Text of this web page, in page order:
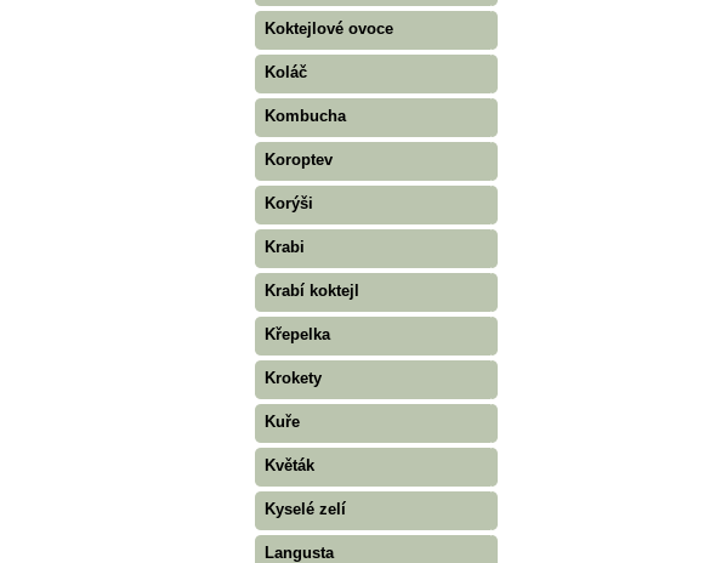
Koktejlové ovoce
Koláč
Kombucha
Koroptev
Korýši
Krabi
Krabí koktejl
Křepelka
Krokety
Kuře
Květák
Kyselé zelí
Langusta